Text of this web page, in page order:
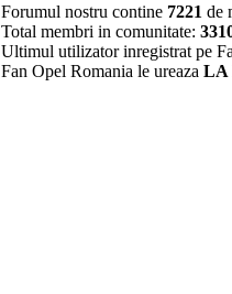
Forumul nostru contine 7221 de
Total membri in comunitate:
Ultimul utilizator inregistrat pe
Fan Opel Romania le ureaza LA